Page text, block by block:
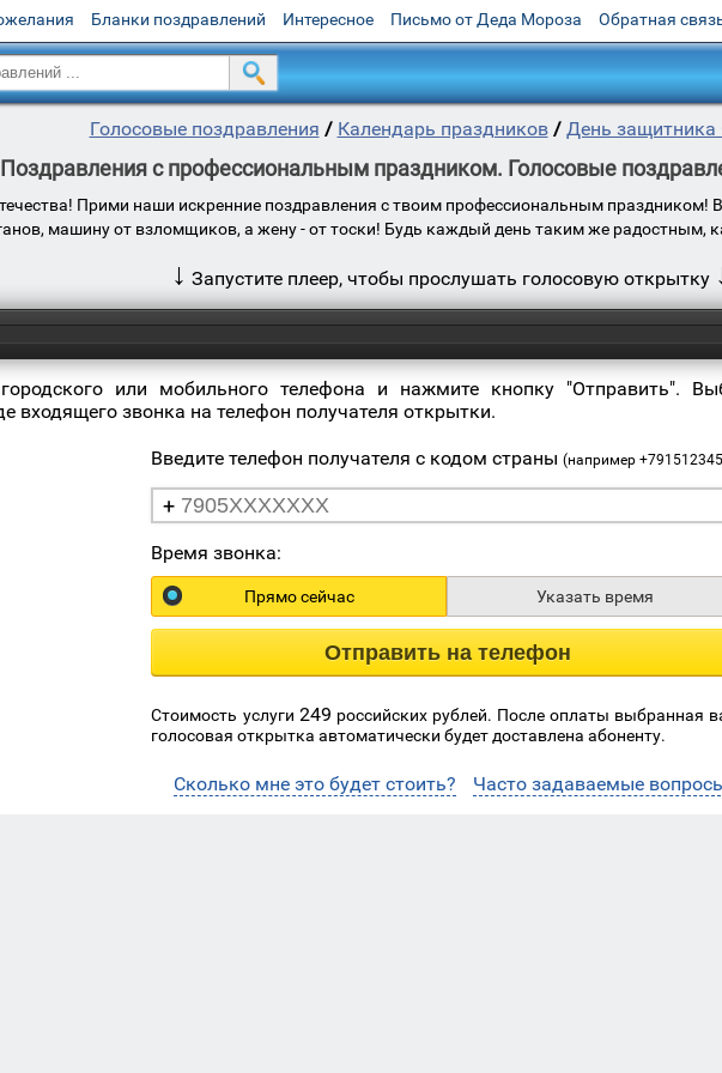
Бланки поздравлений Интересное Письмо от Деда Мороза Обратная
Голосовые поздравления / Календарь праздников/ День защитника
Поздравления с профессиональным праздником. Голосовые
Прими наши искренние поздравления с твоим профессиональным
машину от взломщиков, а жену - от тоски! Будь каждый день таким же радостным,
↓ Запустите плеер, чтобы прослушать голосовую открытку
или мобильного телефона и нажмите кнопку "Отправить".
входящего звонка на телефон получателя открытки.
Введите телефон получателя с кодом страны(например
+
Время звонка:
Прямо сейчас Указать время
Отправить на телефон
Стоимость услуги 249 российских рублей. После оплаты выбранная
голосовая открытка автоматически будет доставлена абоненту.
Сколько мне это будет стоить? Часто задаваемые